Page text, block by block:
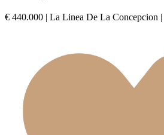
€ 440.000 | La Linea De La Concepcion |